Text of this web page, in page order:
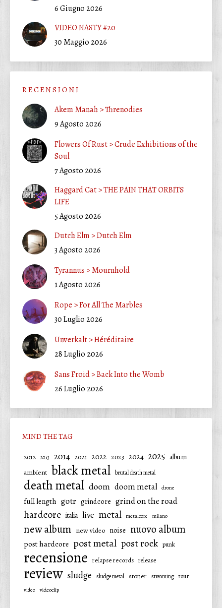
6 Giugno 2026
VIDEO NASTY #20
30 Maggio 2026
R E C E N S I O N I
Akem Manah > Threnodies
9 Agosto 2026
Flowers Of Rust > Crude Exhibitions of the
Soul
7 Agosto 2026
Haggard Cat > THE PAIN THAT ORBITS
LIFE
5 Agosto 2026
Dutch Elm > Dutch Elm
3 Agosto 2026
Tyrannus > Mournhold
1 Agosto 2026
Rope > For All The Marbles
30 Luglio 2026
Unverkalt > Héréditaire
28 Luglio 2026
Sans Froid > Back Into the Womb
26 Luglio 2026
MIND THE TAG
2012 2013 2014 2021 2022 2023 2024 2025 album
ambient black metal brutal death metal
death metal doom doom metal drone
full length gotr grindcore grind on the road
hardcore italia live metal metalcore milano
new album new video noise nuovo album
post hardcore post metal post rock punk
recensione relapse records release
review sludge sludge metal stoner streaming tour
video videoclip